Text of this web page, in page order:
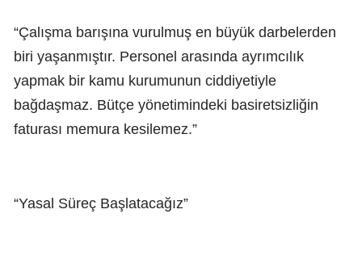
“Çalışma barışına vurulmuş en büyük darbelerden
biri yaşanmıştır. Personel arasında ayrımcılık
yapmak bir kamu kurumunun ciddiyetiyle
bağdaşmaz. Bütçe yönetimindeki basiretsizliğin
faturası memura kesilemez.”
“Yasal Süreç Başlatacağız”